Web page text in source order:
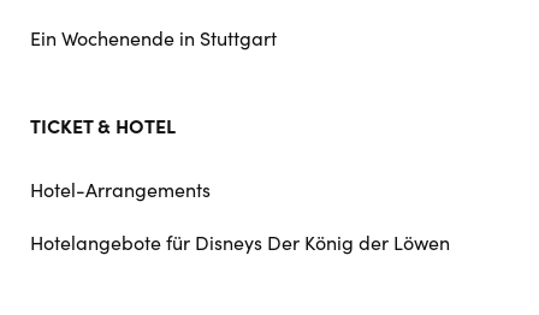
Ein Wochenende in Stuttgart
TICKET & HOTEL
Hotel-Arrangements
Hotelangebote für Disneys Der König der Löwen